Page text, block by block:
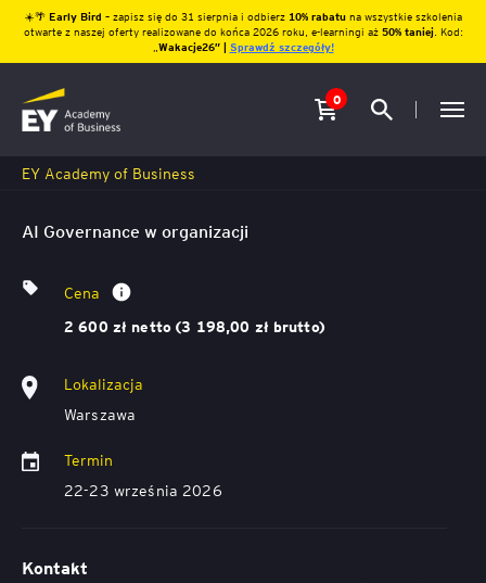
☀️🌴 Early Bird – zapisz się do 31 sierpnia i odbierz10% rabatu na wszystkie szkolenia
otwarte z naszej oferty realizowane do końca 2026 roku, e-learningi aż 50% taniej. Kod:
Wakacje26″ | Sprawdź szczegóły!
0
EY Academy of Business
AI Governance w organizacji
Cena
2 600 zł netto (3 198,00 zł brutto)
Lokalizacja
Warszawa
Termin
22-23 września 2026
Kontakt